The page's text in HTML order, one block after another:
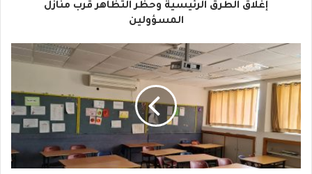
ل
ك
ت
ر
و
إغلاق الطرق الرئيسية وحظر التظاهر قرب منازل
المسؤولين